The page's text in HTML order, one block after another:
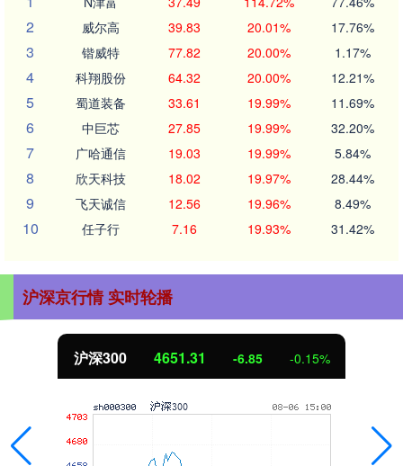
2 威尔高 39.83 20.01% 17.76%
3 锴威特 77.82 20.00% 1.17%
4 科翔股份 64.32 20.00% 12.21%
5 蜀道装备 33.61 19.99% 11.69%
6 中巨芯 27.85 19.99% 32.20%
7 广哈通信 19.03 19.99% 5.84%
8 欣天科技 18.02 19.97% 28.44%
9 飞天诚信 12.56 19.96% 8.49%
10 任子行 7.16 19.93% 31.42%
沪深京行情 实时轮播
沪深300 4651.31 -6.85 -0.15%